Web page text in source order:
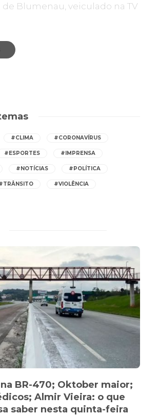
Blumenau, veiculado na TV
#CLIMA #CORONAVÍRUS
#ESPORTES #IMPRENSA
#NOTÍCIAS #POLÍTICA
#VIOLÊNCIA
BR-470; Oktober maior;
Almir Vieira: o que
saber nesta quinta-feira